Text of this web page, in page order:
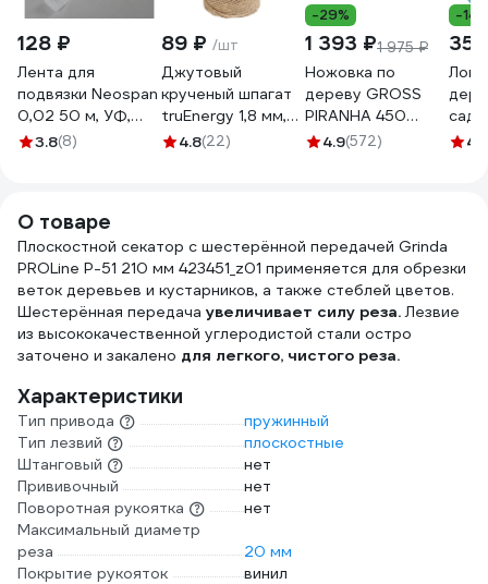
128 ₽
Лента для
подвязки Neospan
0,02 50 м, УФ,
белый,
3.8(8)
89 ₽ /шт
Джутовый
крученый шпагат
truEnergy 1,8 мм,
100 м 12377
4.8(22)
-29%
1 393 ₽1 975 ₽
Ножовка по
дереву GROSS
PIRANHA 450
мм,11-12
4.9(572)
-
4.2
О товаре
Плоскостной секатор с шестерённой передачей Grinda
PROLine P-51 210 мм 423451_z01 применяется для обрезки
веток деревьев и кустарников, а также стеблей цветов.
Шестерённая передача увеличивает силу реза.Лезвие
из высококачественной углеродистой стали остро
заточено и закалено для легкого, чистого реза.
Характеристики
Тип привода
пружинный
Тип лезвий
плоскостные
Штанговый
нет
Прививочный
нет
Поворотная рукоятка
нет
Максимальный диаметр
реза
20 мм
Покрытие рукояток
винил